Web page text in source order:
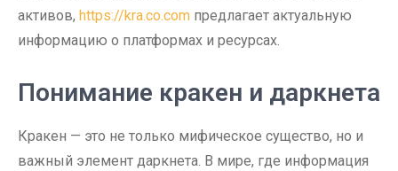
активов, https://kra.co.com предлагает актуальную
информацию о платформах и ресурсах.
Понимание кракен и даркнета
Кракен — это не только мифическое существо, но и
важный элемент даркнета. В мире, где информация